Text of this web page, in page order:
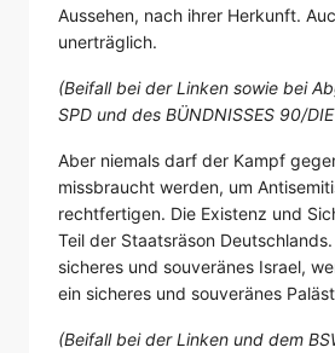
Aussehen, nach ihrer Herkunft.
unerträglich.
(Beifall bei der Linken sowie bei
SPD und des BÜNDNISSES 90/
Aber niemals darf der Kampf
missbraucht werden, um
rechtfertigen. Die Existenz und
Teil der Staatsräson
sicheres und souveränes Israel,
ein sicheres und souveränes
(Beifall bei der Linken und dem